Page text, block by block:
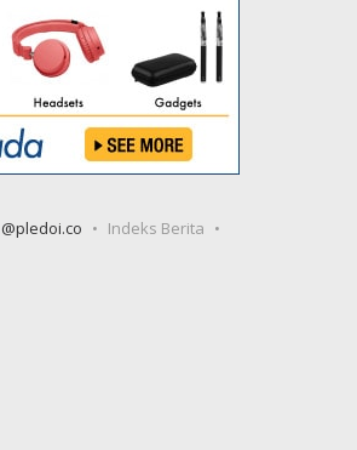
@pledoi.co
Indeks Berita